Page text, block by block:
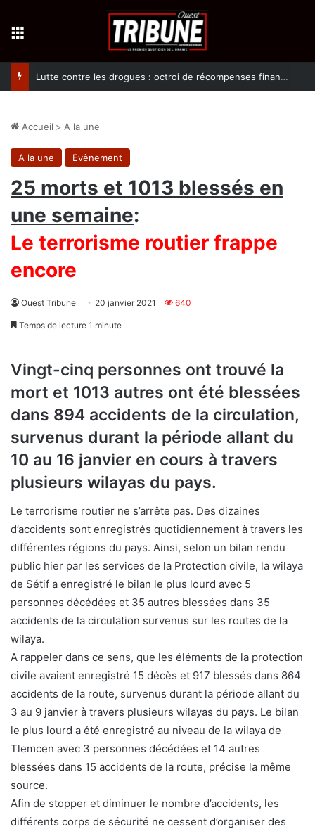
Lutte contre les drogues : octroi de récompenses financières aux dénonciateurs de trafiquants
Accueil > A la une
A la une Evênement
25 morts et 1013 blessés en
une semaine:
Le terrorisme routier frappe
encore
Ouest Tribune 20 janvier 2021 640
Temps de lecture 1 minute
Vingt-cinq personnes ont trouvé la
mort et 1013 autres ont été blessées
dans 894 accidents de la circulation,
survenus durant la période allant du
10 au 16 janvier en cours à travers
plusieurs wilayas du pays.
Le terrorisme routier ne s’arrête pas. Des dizaines
d’accidents sont enregistrés quotidiennement à travers les
différentes régions du pays. Ainsi, selon un bilan rendu
public hier par les services de la Protection civile, la wilaya
de Sétif a enregistré le bilan le plus lourd avec 5
personnes décédées et 35 autres blessées dans 35
accidents de la circulation survenus sur les routes de la
wilaya.
A rappeler dans ce sens, que les éléments de la protection
civile avaient enregistré 15 décès et 917 blessés dans 864
accidents de la route, survenus durant la période allant du
3 au 9 janvier à travers plusieurs wilayas du pays. Le bilan
le plus lourd a été enregistré au niveau de la wilaya de
Tlemcen avec 3 personnes décédées et 14 autres
blessées dans 15 accidents de la route, précise la même
source.
Afin de stopper et diminuer le nombre d’accidents, les
différents corps de sécurité ne cessent d’organiser des